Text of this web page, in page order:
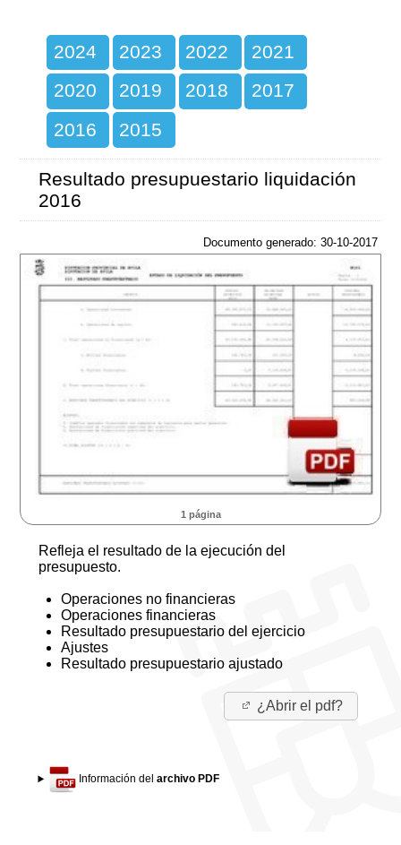
2024 2023 2022
2021
2020
2019 2018
2017
2016
2015
Resultado presupuestario liquidación
2016
Documento generado: 30-10-2017
1 página
Refleja el resultado de la ejecución del
presupuesto.
Operaciones no financieras
Operaciones financieras
Resultado presupuestario del ejercicio
Ajustes
Resultado presupuestario ajustado
¿Abrir el pdf?
Información delarchivo PDF